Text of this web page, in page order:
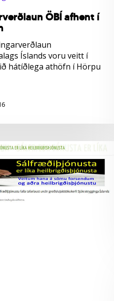
ÖBÍ afhent í
Íslands voru veitt í
hátíðlega athöfn í Hörpu